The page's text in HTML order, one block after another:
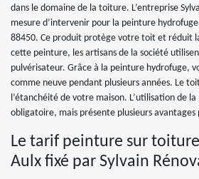
dans le domaine de la toiture. L’entreprise
mesure d’intervenir pour la peinture
88450. Ce produit protège votre toit et réduit
cette peinture, les artisans de la société
pulvérisateur. Grâce à la peinture hydrofuge,
comme neuve pendant plusieurs années. Le
l’étanchéité de votre maison. L’utilisation de la
obligatoire, mais présente plusieurs
Le tarif peinture sur
Aulx fixé par Sylvain